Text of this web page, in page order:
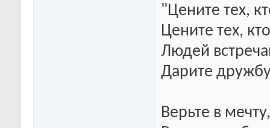
"Цените тех,
Цените тех,
Людей
Дарите
Верьте в